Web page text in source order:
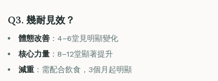
Q3. 幾耐見效？
體態改善 ：4–6堂見明顯變化
核心力量 ：8–12堂顯著提升
減重 ：需配合飲食，3個月起明顯